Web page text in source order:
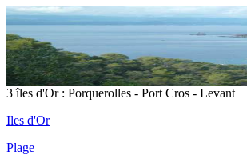
3 îles d'Or : Porquerolles - Port Cros - Levant
Iles d'Or
Plage